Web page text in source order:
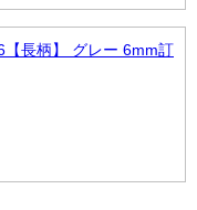
【長柄】 グレー 6mm訂